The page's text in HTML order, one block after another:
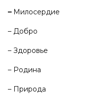
– Милосердие
– Добро
– Здоровье
– Родина
– Природа